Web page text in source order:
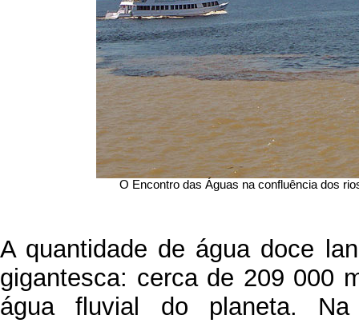
O Encontro das Águas na confluência dos
A quantidade de água doce
gigantesca: cerca de 209 000
água fluvial do planeta.